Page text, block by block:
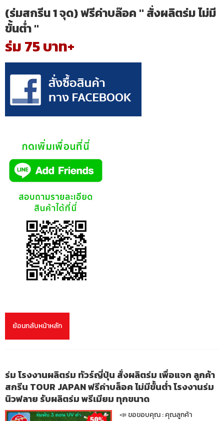
(ร่มสกรีน 1 จุด) ฟรีค่าบล๊อค " สั่งผลิตร่ม ไม่มี
ขั้นต่ำ "
ร่ม 75 บาท+
ย้อนกลับหน้าหลัก
ร่ม โรงงานผลิตร่ม ทัวร์ญี่ปุ่น สั่งผลิตร่ม เพื่อแจก ลูกค้า
สกรีน TOUR JAPAN ฟรีค่าบล็อค ไม่มีขั้นต่ำ โรงงานร่ม
นิวฟลาย รับผลิตร่ม พรีเมียม ทุกขนาด
📣 ขอขอบคุณ : คุณลูกค้า